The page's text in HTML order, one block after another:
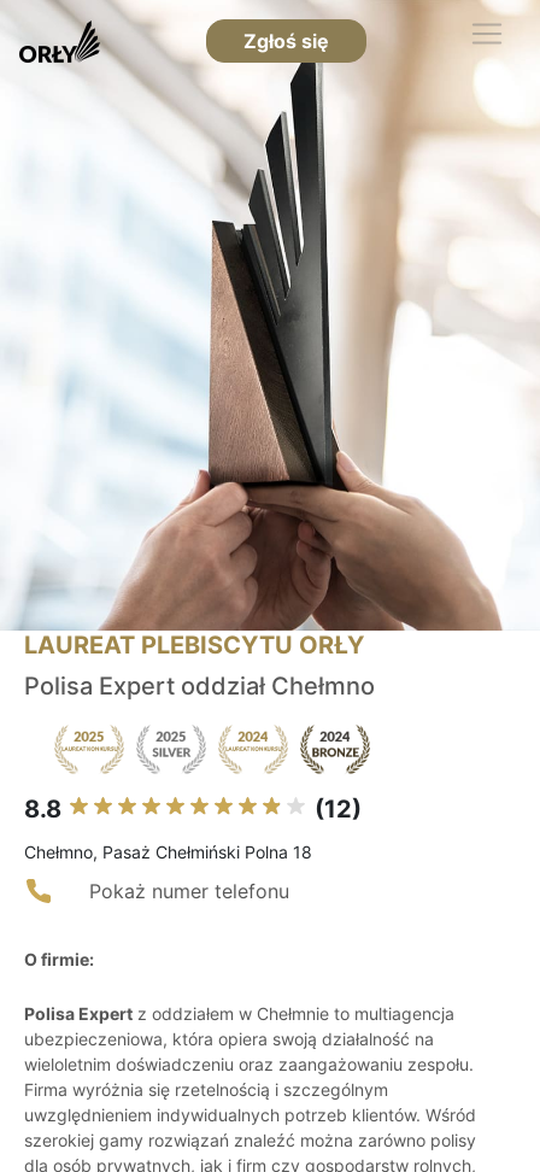
Zgłoś się
LAUREAT PLEBISCYTU ORŁY
Polisa Expert oddział Chełmno
8.8 (12)
Chełmno, Pasaż Chełmiński Polna 18
Pokaż numer telefonu
O firmie:
Polisa Expert z oddziałem w Chełmnie to multiagencja
ubezpieczeniowa, która opiera swoją działalność na
wieloletnim doświadczeniu oraz zaangażowaniu zespołu.
Firma wyróżnia się rzetelnością i szczególnym
uwzględnieniem indywidualnych potrzeb klientów. Wśród
szerokiej gamy rozwiązań znaleźć można zarówno polisy
dla osób prywatnych, jak i firm czy gospodarstw rolnych,